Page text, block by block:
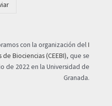
con la organización delI
Biociencias (CEEBI), que se
de 2022 en la Universidad de
Granada.